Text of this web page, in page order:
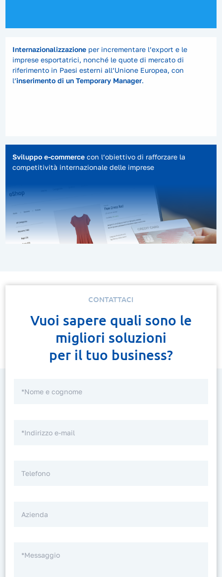
Internazionalizzazioneper incrementare l’export e le
imprese esportatrici, nonché le quote di mercato di
riferimento in Paesi esterni all’Unione Europea, con
l’inserimento di un Temporary Manager.
Sviluppo e-commercecon l’obiettivo di rafforzare la
competitività internazionale delle imprese
CONTATTACI
Vuoi sapere quali sono le
migliori soluzioni
per il tuo business?